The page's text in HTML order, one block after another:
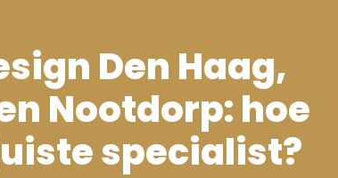
Den Haag,
Nootdorp: hoe
specialist?